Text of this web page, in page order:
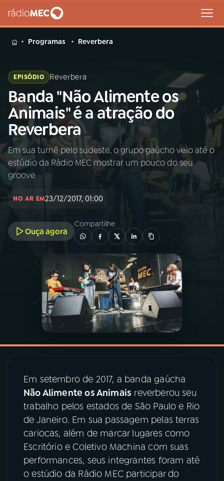
MENU
Buscar
na
Rádio
MEC
Buscar
Início AO VIVO
PROGRAMAS
PODCASTS
06VIDEOCASTS
07 ÚLTIMAS
PRÊMIO RÁDIO MEC
ACOMPANHE A RÁDIO MEC
YouTube Facebook
Programas Reverbera
EPISÓDIO Reverbera
Banda "Não Alimente os
Animais" é a atração do
Reverbera
Em sua turnê pelo sudeste, o grupo gaúcho veio até o
estúdio da Rádio MEC mostrar um pouco do seu
groove
NO AR EM23/12/2017, 01:00
Ouça agora
Compartilhe
Em setembro de 2017, a banda gaúcha
Não Alimente os Animais reverberou seu
trabalho pelos estados de São Paulo e Rio
de Janeiro. Em sua passagem pelas terras
cariocas, além de marcar lugares como
Escritório e Coletivo Machina com suas
performances, seus integrantes foram até
o estúdio da Rádio MEC participar do